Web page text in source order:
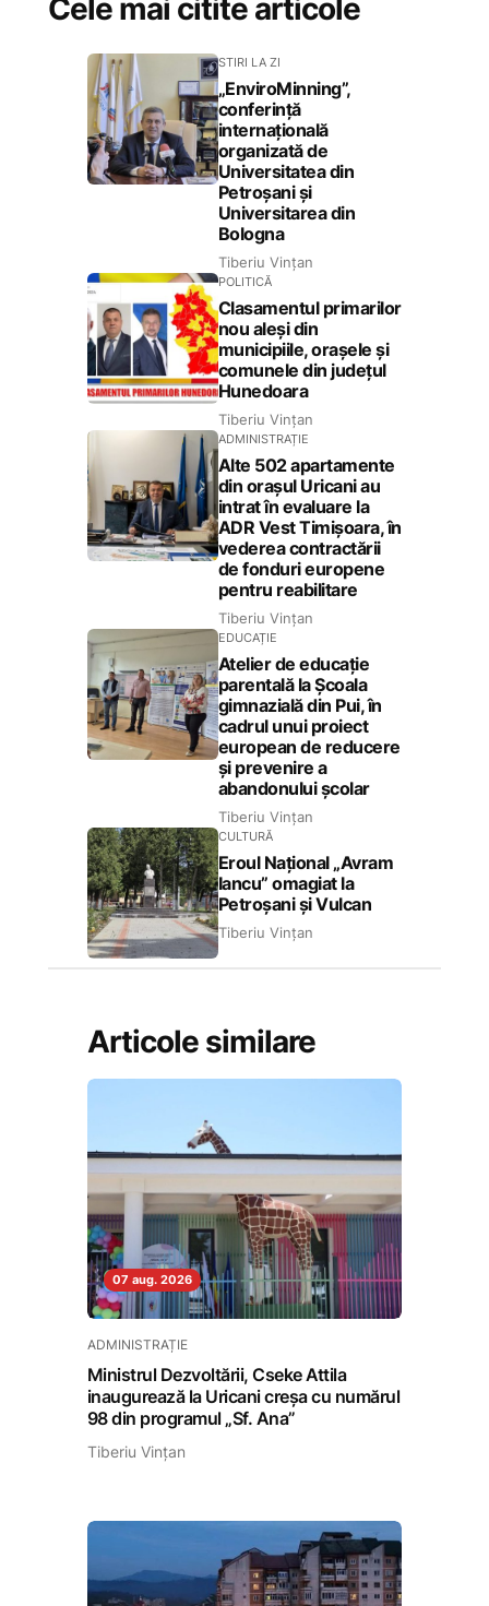
Cele mai citite articole
STIRI LA ZI
„EnviroMinning”,
conferință
internațională
organizată de
Universitatea din
Petroșani și
Universitarea din
Bologna
Tiberiu Vințan
POLITICĂ
Clasamentul primarilor
nou aleși din
municipiile, orașele și
comunele din județul
Hunedoara
Tiberiu Vințan
ADMINISTRAȚIE
Alte 502 apartamente
din orașul Uricani au
intrat în evaluare la
ADR Vest Timișoara, în
vederea contractării
de fonduri europene
pentru reabilitare
Tiberiu Vințan
EDUCAȚIE
Atelier de educație
parentală la Școala
gimnazială din Pui, în
cadrul unui proiect
european de reducere
și prevenire a
abandonului școlar
Tiberiu Vințan
CULTURĂ
Eroul Național „Avram
Iancu” omagiat la
Petroșani și Vulcan
Tiberiu Vințan
Articole similare
07 aug. 2026
ADMINISTRAȚIE
Ministrul Dezvoltării, Cseke Attila
inaugurează la Uricani creșa cu numărul
98 din programul „Sf. Ana”
Tiberiu Vințan